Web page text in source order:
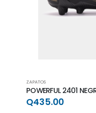
ZAPATOS
POWERFUL 2401
Q435.00